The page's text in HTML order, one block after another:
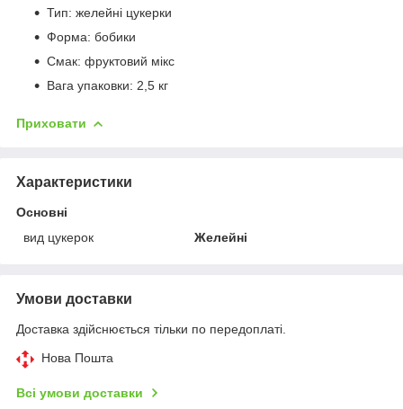
Тип: желейні цукерки
Форма: бобики
Смак: фруктовий мікс
Вага упаковки: 2,5 кг
Приховати
Характеристики
Основні
вид цукерок
Желейні
Умови доставки
Доставка здійснюється тільки по передоплаті.
Нова Пошта
Всі умови доставки